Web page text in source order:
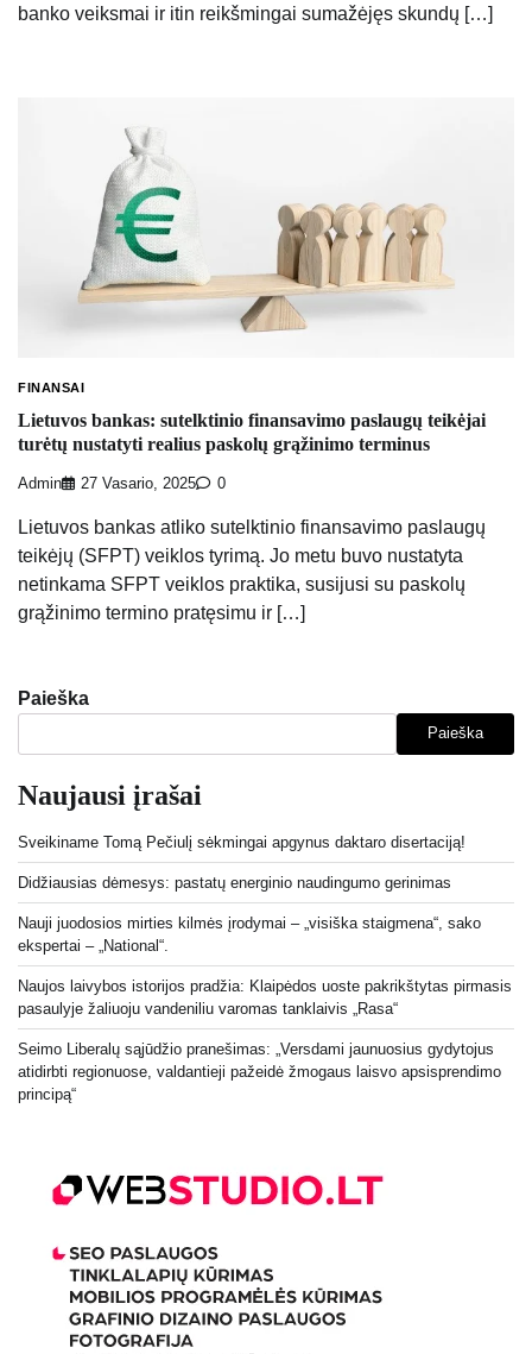
banko veiksmai ir itin reikšmingai sumažėjęs skundų […]
FINANSAI
Lietuvos bankas: sutelktinio finansavimo paslaugų teikėjai
turėtų nustatyti realius paskolų grąžinimo terminus
Admin 27 Vasario, 2025 0
Lietuvos bankas atliko sutelktinio finansavimo paslaugų
teikėjų (SFPT) veiklos tyrimą. Jo metu buvo nustatyta
netinkama SFPT veiklos praktika, susijusi su paskolų
grąžinimo termino pratęsimu ir […]
Paieška
Paieška
Naujausi įrašai
Sveikiname Tomą Pečiulį sėkmingai apgynus daktaro disertaciją!
Didžiausias dėmesys: pastatų energinio naudingumo gerinimas
Nauji juodosios mirties kilmės įrodymai – „visiška staigmena“, sako
ekspertai – „National“.
Naujos laivybos istorijos pradžia: Klaipėdos uoste pakrikštytas pirmasis
pasaulyje žaliuoju vandeniliu varomas tanklaivis „Rasa“
Seimo Liberalų sąjūdžio pranešimas: „Versdami jaunuosius gydytojus
atidirbti regionuose, valdantieji pažeidė žmogaus laisvo apsisprendimo
principą“